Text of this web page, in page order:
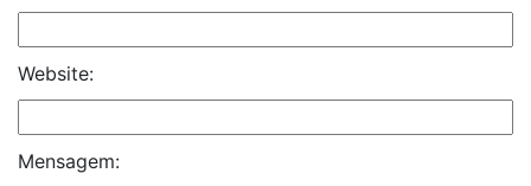
Website:
Mensagem: